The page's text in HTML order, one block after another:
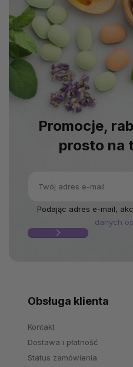
Promocje,
prosto na
Podając adres e-mail,
danych
Obsługa klienta
Kontakt
Dostawa i płatność
Status zamówienia